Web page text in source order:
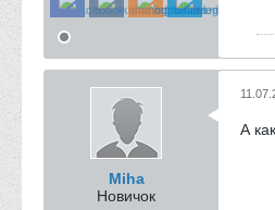
Miha
Новичок
А